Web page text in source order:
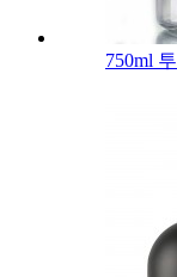
750ml